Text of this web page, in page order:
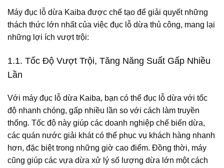
Máy đục lỗ dừa Kaiba được chế tạo để giải quyết những
thách thức lớn nhất của việc đục lỗ dừa thủ công, mang lại
những lợi ích vượt trội:
1.1. Tốc Độ Vượt Trội, Tăng Năng Suất Gấp Nhiều
Lần
Với máy đục lỗ dừa Kaiba, bạn có thể đục lỗ dừa với tốc
độ nhanh chóng, gấp nhiều lần so với cách làm truyền
thống. Tốc độ này giúp các doanh nghiệp chế biến dừa,
các quán nước giải khát có thể phục vụ khách hàng nhanh
hơn, đặc biệt trong những giờ cao điểm. Đồng thời, máy
cũng giúp các vựa dừa xử lý số lượng dừa lớn một cách